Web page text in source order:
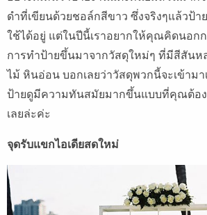
ดำที่เขียนด้วยชอล์กสีขาว ซึ่งจริงๆแล้วป้
ใช้ได้อยู่ แต่ในปีนี้เราอยากให้คุณคิดนอก
การทำป้ายขึ้นมาจากวัสดุใหม่ๆ ที่มีสีสันห
ไม้ หินอ่อน บอกเลยว่าวัสดุพวกนี้จะเข้าม
ป้ายดูมีความทันสมัยมากขึ้นแบบที่คุณต้อง
เลยล่ะค่ะ
จุดรับแขกไอเดียสดใหม่